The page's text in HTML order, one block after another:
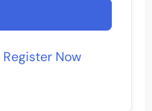
Register Now